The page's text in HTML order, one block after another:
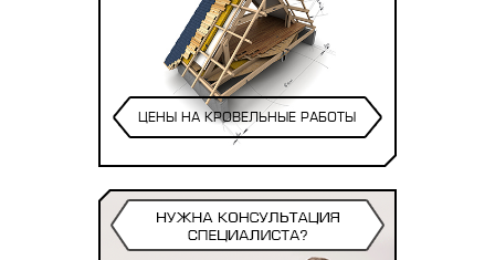
ЦЕНЫ НА КРОВЕЛЬНЫЕ РАБОТЫ